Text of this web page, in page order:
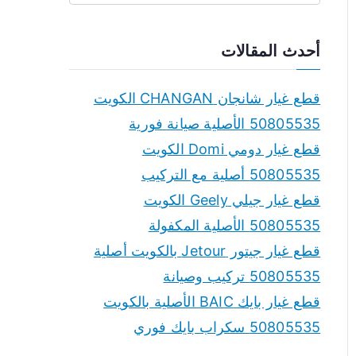
r
أحدث المقالات
قطع غيار شانجان CHANGAN الكويت
50805535 الأصلية صيانة فورية
قطع غيار دومي Domi الكويت
50805535 أصلية مع التركيب
قطع غيار جيلي Geely الكويت
50805535 الأصلية المكفولة
قطع غيار جيتور Jetour بالكويت أصلية
50805535 تركيب وصيانة
قطع غيار بايك BAIC الأصلية بالكويت
50805535 سكراب بايك فوري